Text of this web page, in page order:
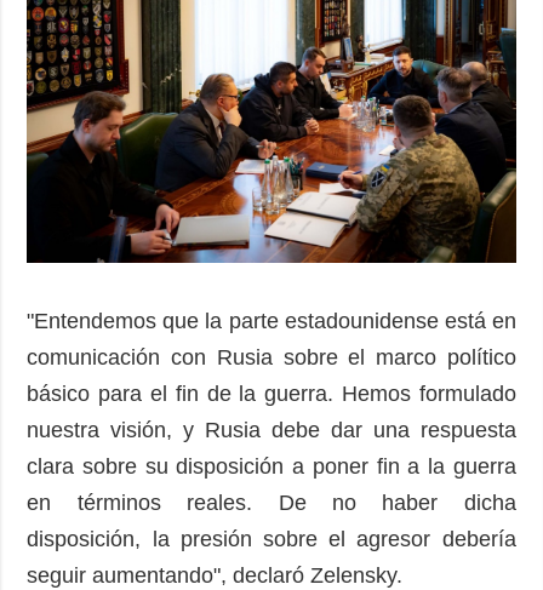
"Entendemos que la parte estadounidense está en
comunicación con Rusia sobre el marco político
básico para el fin de la guerra. Hemos formulado
nuestra visión, y Rusia debe dar una respuesta
clara sobre su disposición a poner fin a la guerra
en términos reales. De no haber dicha
disposición, la presión sobre el agresor debería
seguir aumentando", declaró Zelensky.